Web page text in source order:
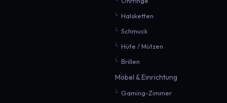
Halsketten
Schmuck
Hüte / Mützen
Brillen
Möbel & Einrichtung
Gaming-Zimmer